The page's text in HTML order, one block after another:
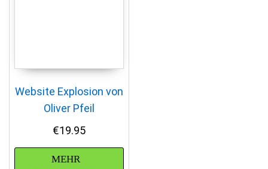
Website Explosion von
Oliver Pfeil
€19.95
MEHR